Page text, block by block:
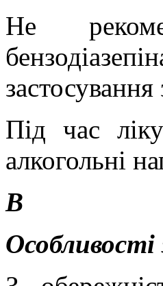
Не
Під час
алкогольні
В